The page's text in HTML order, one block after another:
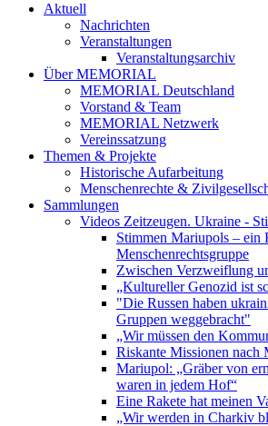
Aktuell
Nachrichten
Veranstaltungen
Veranstaltungsarchiv
Über MEMORIAL
MEMORIAL Deutschland
Vorstand & Team
MEMORIAL Netzwerk
Vereinssatzung
Themen & Projekte
Historische Aufarbeitung
Menschenrechte &
Sammlungen
Videos Zeitzeugen. Ukraine -
Stimmen Mariupols – ein
Menschenrechtsgruppe
Zwischen Verzweiflung
„Kultureller Genozid ist
"Die Russen haben
Gruppen weggebracht"
„Wir müssen den
Riskante Missionen nach
Mariupol: „Gräber von
waren in jedem Hof“
Eine Rakete hat meinen
„Wir werden in Charkiv